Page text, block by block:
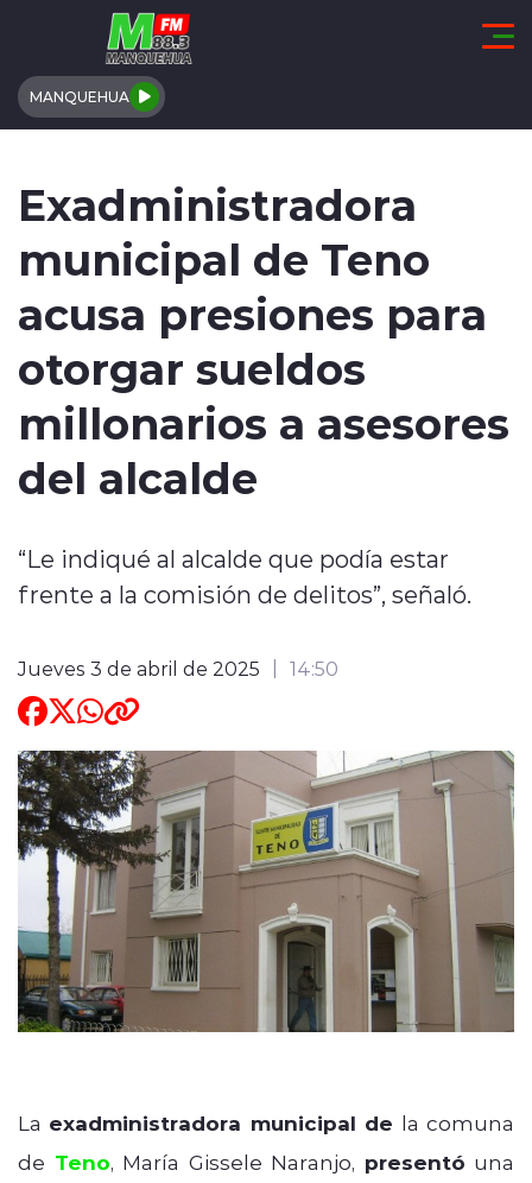
Click acá para ir directamente al contenido
MANQUEHUA
REGIONALES
ACTUALIDAD
TENDENCIAS
DEPORTES
ENTREVISTAS
modo claro
Exadministradora
municipal de Teno
acusa presiones para
otorgar sueldos
millonarios a asesores
del alcalde
“Le indiqué al alcalde que podía estar
frente a la comisión de delitos”, señaló.
Jueves 3 de abril de 2025 14:50
La exadministradora municipal de la comuna
de Teno, María Gissele Naranjo, presentó una